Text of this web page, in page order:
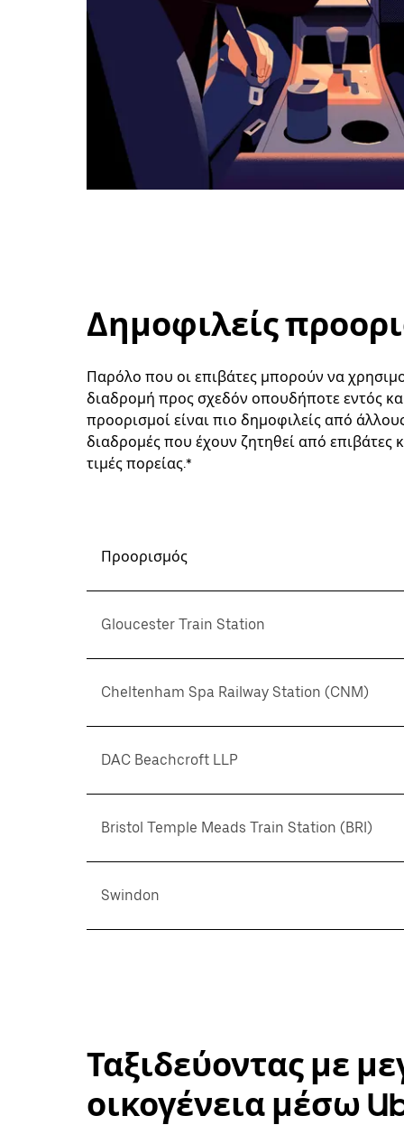
Δημοφιλείς
Παρόλο που οι επιβάτες μπορούν να
διαδρομή προς σχεδόν οπουδήποτε εντός
προορισμοί είναι πιο δημοφιλείς από
διαδρομές που έχουν ζητηθεί από επιβάτες
τιμές πορείας.*
Προορισμός
Gloucester Train Station
Cheltenham Spa Railway Station (CNM)
DAC Beachcroft LLP
Bristol Temple Meads Train Station (BRI)
Swindon
Ταξιδεύοντας με
οικογένεια μέσω